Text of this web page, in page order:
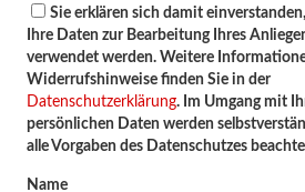
Sie erklären sich damit
Ihre Daten zur Bearbeitung Ihres
verwendet werden. Weitere
Widerrufshinweise finden Sie in der
Datenschutzerklärung. Im Umgang mit
persönlichen Daten werden
alle Vorgaben des Datenschutzes
Name